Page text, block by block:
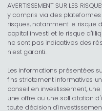
AVERTISSEMENT SUR LES
y compris via des
risques, notamment le risque
capital investi et le risque
ne sont pas indicatives des
n'est garanti.
Les informations présentées
fins strictement informatives
conseil en investissement,
une offre ou une sollicitation
toute décision